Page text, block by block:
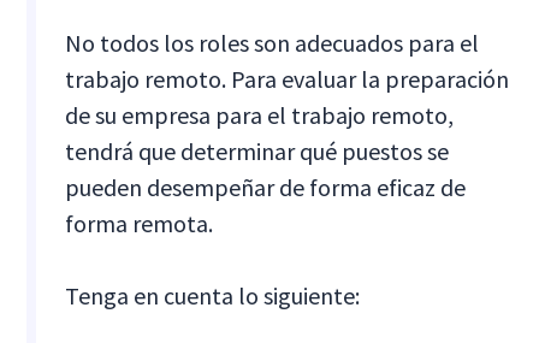
No todos los roles son adecuados para el
trabajo remoto. Para evaluar la preparación
de su empresa para el trabajo remoto,
tendrá que determinar qué puestos se
pueden desempeñar de forma eficaz de
forma remota.
Tenga en cuenta lo siguiente: